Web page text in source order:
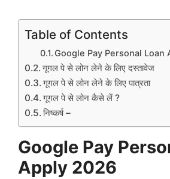
Table of Contents
Google Pay Personal Loan
गूगल पे से लोन लेने के लिए दस्तावेज
गूगल पे से लोन लेने के लिए पात्रता
गूगल पे से लोन कैसे लें ?
निष्कर्ष –
Google Pay
Apply 2026